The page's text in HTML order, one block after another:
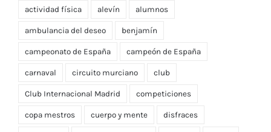
actividad física alevín alumnos
ambulancia del deseo benjamín
campeonato de España campeón de España
carnaval circuito murciano club
Club Internacional Madrid competiciones
copa mestros cuerpo y mente disfraces